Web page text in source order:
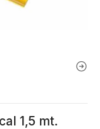
1,5 mt.